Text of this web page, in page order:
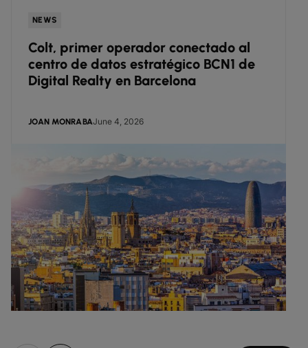
NEWS
Colt, primer operador conectado al
centro de datos estratégico BCN1 de
Digital Realty en Barcelona
JOAN MONRABAJune 4, 2026